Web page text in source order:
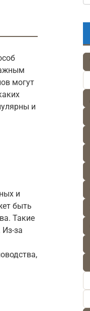
могут
и
и
быть
Такие
за